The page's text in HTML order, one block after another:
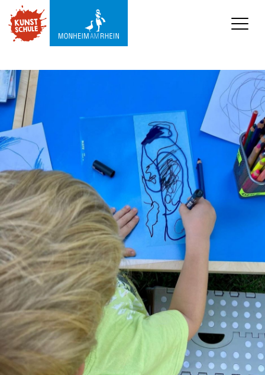
Kooperationen
Was wir sonst so machen
Städtepartnerschaft
Ataşehir
Mediathek
VERANSTALTUNGEN
KUNSTWERKSTATT TURMSTRASSE
KUNSTVERMITTLUNG
ÜBER UNS